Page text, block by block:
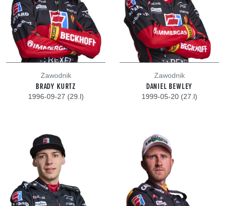
Zawodnik
BRADY KURTZ
1996-09-27 (29.l)
Zawodnik
DANIEL BEWLEY
1999-05-20 (27.l)